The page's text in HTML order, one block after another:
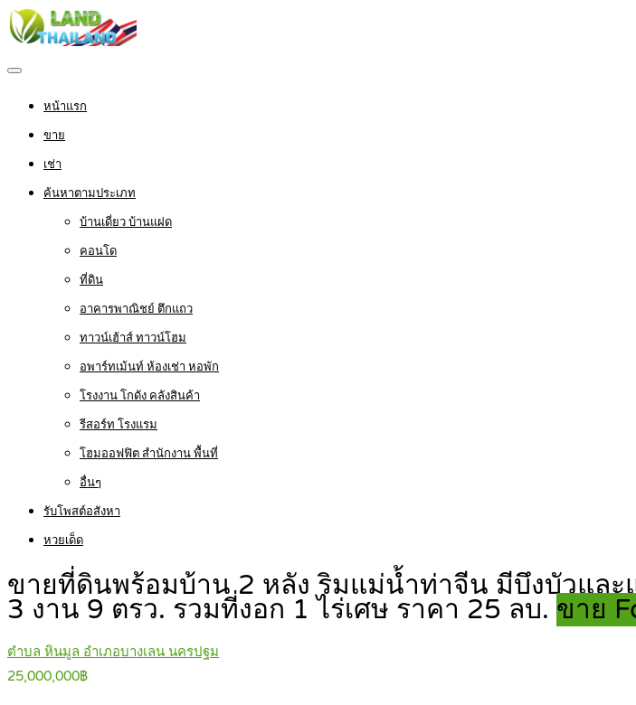
หน้าแรก
ขาย
เช่า
ค้นหาตามประเภท
บ้านเดี่ยว บ้านแฝด
คอนโด
ที่ดิน
อาคารพาณิชย์ ตึกแถว
ทาวน์เฮ้าส์ ทาวน์โฮม
อพาร์ทเม้นท์ ห้องเช่า หอพัก
โรงงาน โกดัง คลังสินค้า
รีสอร์ท โรงแรม
โฮมออฟฟิต สำนักงาน พื้นที่
อื่นๆ
รับโพสต์อสังหา
หวยเด็ด
ขายที่ดินพร้อมบ้าน 2 หลัง ริมแม่น้ำท่าจีน มีบึงบัวแล
3 งาน 9 ตรว. รวมที่งอก 1 ไร่เศษ ราคา 25 ลบ. ขาย
ตำบล หินมูล อำเภอบางเลน นครปฐม
25,000,000฿